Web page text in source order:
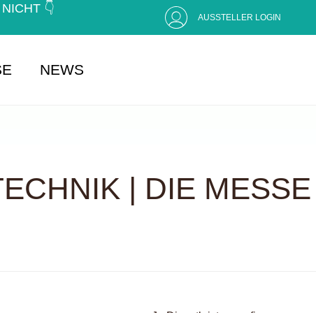
👇 (
AUSSTELLER LOGIN
NEWS
| DIE MESSE